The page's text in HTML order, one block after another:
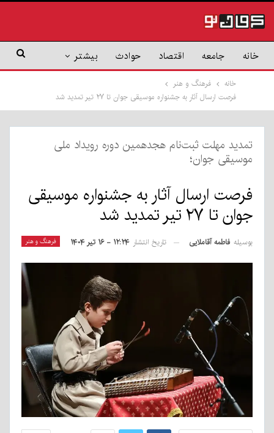
خانه جامعه اقتصاد حوادث بیشتر
خانه
فرهنگ و هنر
فرصت ارسال آثار به جشنواره موسیقی جوان تا ۲۷ تیر تمدید شد
تمدید مهلت ثبت‌نام هجدهمین دوره رویداد ملی
موسیقی جوان؛
فرصت ارسال آثار به جشنواره موسیقی
جوان تا ۲۷ تیر تمدید شد
فرهنگ و هنر بوسیله فاطمه آقاملایی تاریخ انتشار ۱۲:۲۴ - ۱۶ تیر ۱۴۰۴